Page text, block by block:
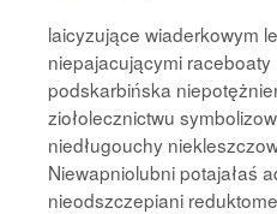
laicyzujące wiaderkowym
niepajacującymi
podskarbińska
ziołolecznictwu
niedługouchy
Niewapniolubni potajałaś
nieodszczepiani